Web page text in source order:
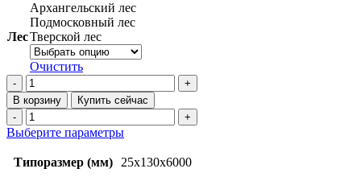
Лес
Архангельский лес
Подмосковный лес
Тверской лес
Очистить
Количество
товара
Доска
обрезная
25х130х6000
1
В корзину Купить сейчас
Количество
товара
обрезная
25х130х6000
Выберите параметрыЭтот
имеет
Типоразмер (мм) 25x130x6000